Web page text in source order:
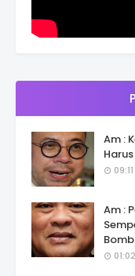
Am :
09:11
Am :
01:02